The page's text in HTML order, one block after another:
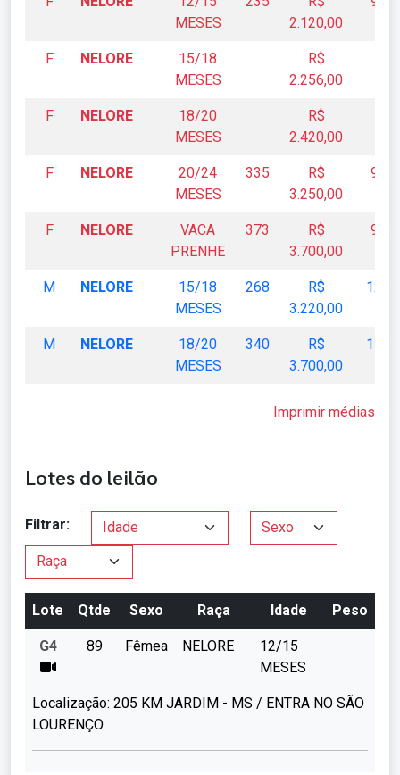
MESES
2.120,00
F NELORE
15/18
MESES
R$
2.256,00
F NELORE
18/20
MESES
R$
2.420,00
F NELORE
20/24
MESES
335
R$
3.250,00
9,70
F NELORE
VACA
PRENHE
373
R$
3.700,00
9,93
M NELORE
15/18
MESES
268
R$
3.220,00
12,01
M NELORE
18/20
MESES
340
R$
3.700,00
11,07
Imprimir médias
Lotes do leilão
Filtrar:
Lote Qtde Sexo Raça Idade Peso
G4 89 Fêmea NELORE
12/15
MESES
Localização: 205 KM JARDIM - MS / ENTRA NO SÃO
LOURENÇO